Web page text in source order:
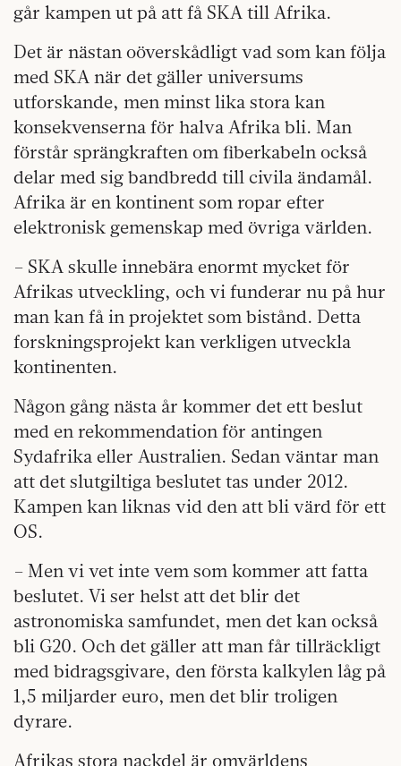
går kampen ut på att få SKA till Afrika.
Det är nästan oöverskådligt vad som kan följa
med SKA när det gäller universums
utforskande, men minst lika stora kan
konsekvenserna för halva Afrika bli. Man
förstår sprängkraften om fiberkabeln också
delar med sig bandbredd till civila ändamål.
Afrika är en kontinent som ropar efter
elektronisk gemenskap med övriga världen.
– SKA skulle innebära enormt mycket för
Afrikas utveckling, och vi funderar nu på hur
man kan få in projektet som bistånd. Detta
forskningsprojekt kan verkligen utveckla
kontinenten.
Någon gång nästa år kommer det ett beslut
med en rekommendation för antingen
Sydafrika eller Australien. Sedan väntar man
att det slutgiltiga beslutet tas under 2012.
Kampen kan liknas vid den att bli värd för ett
OS.
– Men vi vet inte vem som kommer att fatta
beslutet. Vi ser helst att det blir det
astronomiska samfundet, men det kan också
bli G20. Och det gäller att man får tillräckligt
med bidragsgivare, den första kalkylen låg på
1,5 miljarder euro, men det blir troligen
dyrare.
Afrikas stora nackdel är omvärldens